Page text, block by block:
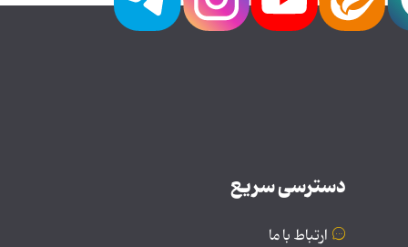
دسترسی سریع
ارتباط با ما